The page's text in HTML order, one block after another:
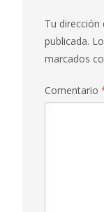
Tu
publicada.
marcados
Comentario